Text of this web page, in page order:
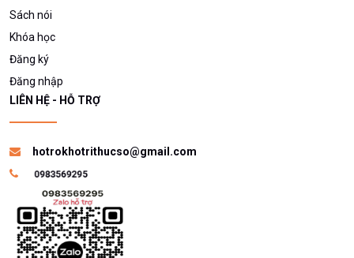
Sách nói
Khóa học
Đăng ký
Đăng nhập
LIÊN HỆ - HỖ TRỢ
hotrokhotrithucso@gmail.com